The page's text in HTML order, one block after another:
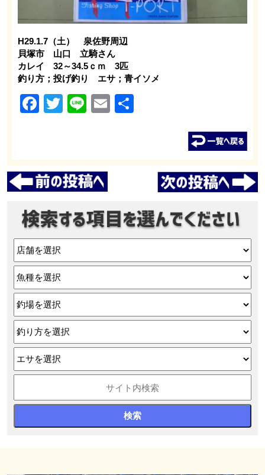
H29.1.7（土） 泉佐野周辺
貝塚市 山口 立騎さん
カレイ 32～34.5ｃｍ 3匹
釣り方；投げ釣り エサ；青イソメ
Facebook
Twitter
LineEmail